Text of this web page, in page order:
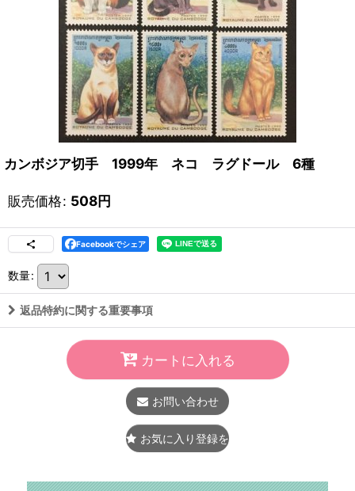
カンボジア切手 1999年 ネコ ラグドール 6種
販売価格: 508円
Facebookでシェア
数量:
返品特約に関する重要事項
カートに入れる
お問い合わせ
お気に入り登録をする